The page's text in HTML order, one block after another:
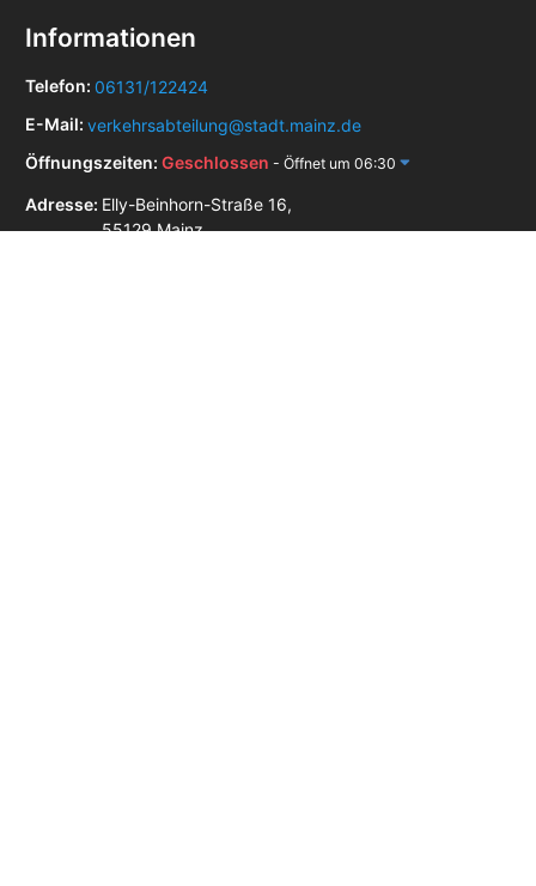
Informationen
Telefon: 06131/122424
E-Mail: verkehrsabteilung@stadt.mainz.de
Öffnungszeiten: Geschlossen - Öffnet um 06:30
Adresse: Elly-Beinhorn-Straße 16,
55129 Mainz